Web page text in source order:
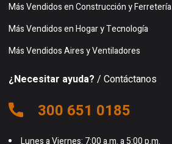
Más Vendidos en Construcción y Ferretería
Más Vendidos en Hogar y Tecnología
Más Vendidos Aires y Ventiladores
¿Necesitar ayuda? / Contáctanos
300 651 0185
Lunes a Viernes: 7:00 a.m. a 5:00 p.m.